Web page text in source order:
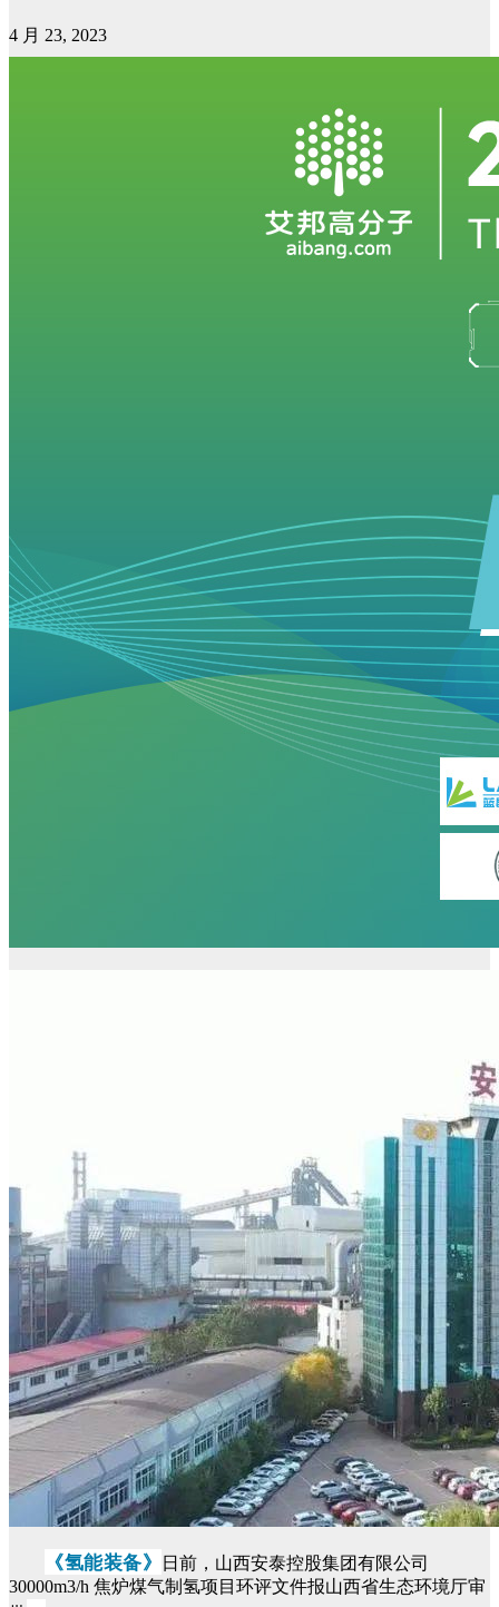
4 月 23, 2023
《氢能装备》
日前，山西安泰控股集团有限公司
30000m3/h 焦炉煤气制氢项目环评文件报山西省生态环境厅审